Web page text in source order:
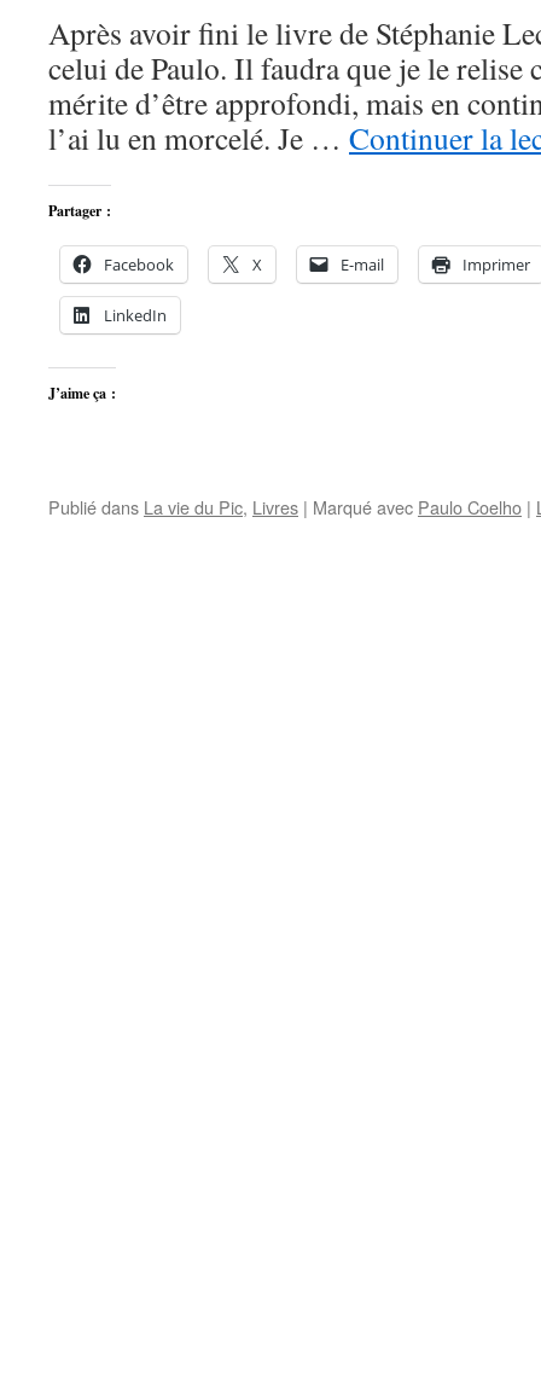
Après avoir fini le livre de Stéphanie
celui de Paulo. Il faudra que je le relise
mérite d’être approfondi, mais en
l’ai lu en morcelé. Je … Continuer la
Partager :
Facebook X E-mail Imprimer
LinkedIn
J’aime ça :
Publié dans La vie du Pic, Livres | Marqué avec Paulo Coelho |